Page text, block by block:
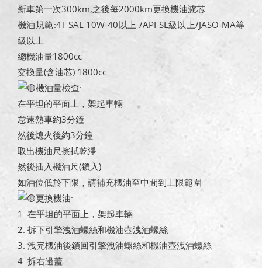
新車第一次300km,之後每2000km更換機油濾芯
機油規範:4T SAE 10W-40以上 /API SL級以上/JASO MA等
級以上
總機油量1800cc
交換量(含油芯) 1800cc
機油量檢查:
在平坦的平面上，架起車輛
怠速熱車約3分鐘
然後熄火後約3分鐘
取出機油尺擦拭乾淨
然後插入機油尺(鎖入)
如油位低於下限，請補充機油至中間到上限範圍
更換機油:
1. 在平坦的平面上，架起車輛
2. 拆下引擎洩油螺絲和機油壺洩油螺絲
3. 洩完機油後鎖回引擎洩油螺絲和機油壺洩油螺絲
4. 拆右邊蓋